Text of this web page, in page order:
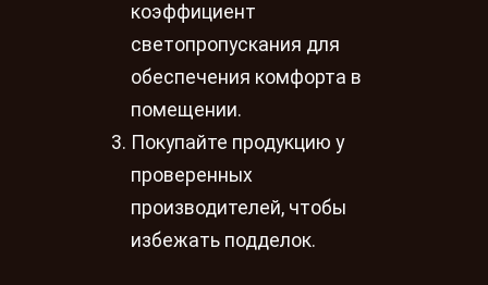
коэффициент
светопропускания для
обеспечения комфорта в
помещении.
Покупайте продукцию у
проверенных
производителей, чтобы
избежать подделок.